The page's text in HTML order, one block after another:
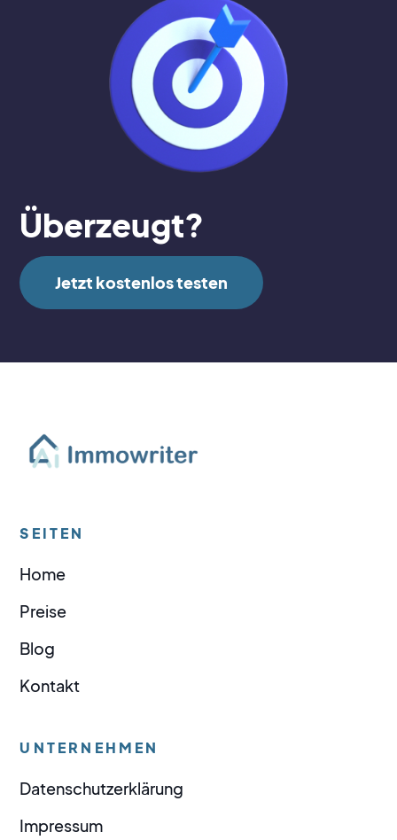
Überzeugt?
Jetzt kostenlos testen
SEITEN
Home
Preise
Blog
Kontakt
UNTERNEHMEN
Datenschutzerklärung
Impressum